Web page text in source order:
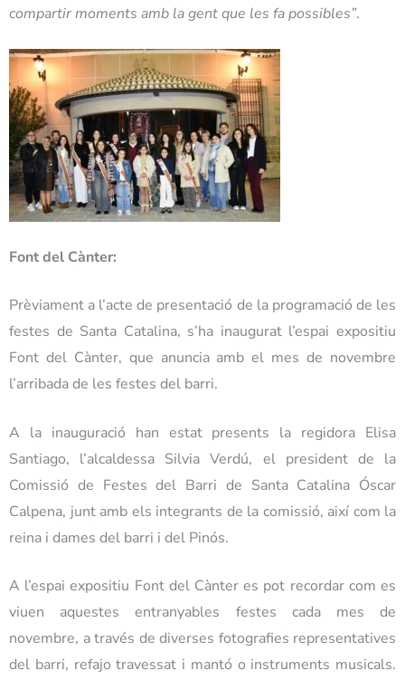
compartir moments amb la gent que les fa possibles”.
Font del Cànter:
Prèviament a l’acte de presentació de la programació de les
festes de Santa Catalina, s’ha inaugurat l’espai expositiu
Font del Cànter, que anuncia amb el mes de novembre
l’arribada de les festes del barri.
A la inauguració han estat presents la regidora Elisa
Santiago, l’alcaldessa Silvia Verdú, el president de la
Comissió de Festes del Barri de Santa Catalina Óscar
Calpena, junt amb els integrants de la comissió, així com la
reina i dames del barri i del Pinós.
A l’espai expositiu Font del Cànter es pot recordar com es
viuen aquestes entranyables festes cada mes de
novembre, a través de diverses fotografies representatives
del barri, refajo travessat i mantó o instruments musicals.